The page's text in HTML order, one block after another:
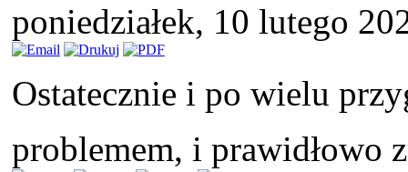
poniedziałek, 10 lutego
Ostatecznie i po wielu
problemem, i prawidłowo